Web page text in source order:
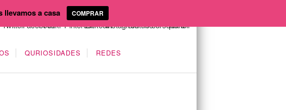
QURIOSIDADES REDES
a casa COMPRAR